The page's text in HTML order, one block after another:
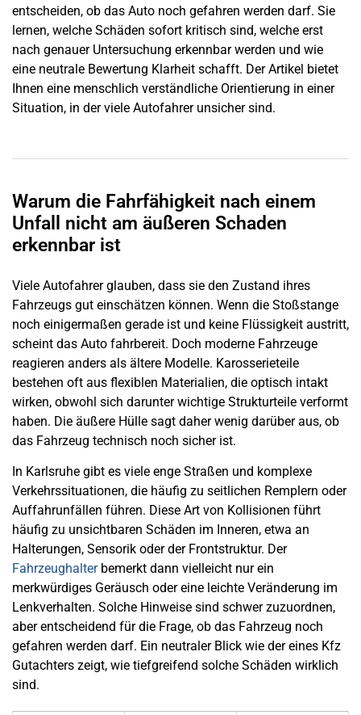
entscheiden, ob das Auto noch gefahren werden darf. Sie
lernen, welche Schäden sofort kritisch sind, welche erst
nach genauer Untersuchung erkennbar werden und wie
eine neutrale Bewertung Klarheit schafft. Der Artikel bietet
Ihnen eine menschlich verständliche Orientierung in einer
Situation, in der viele Autofahrer unsicher sind.
Warum die Fahrfähigkeit nach einem
Unfall nicht am äußeren Schaden
erkennbar ist
Viele Autofahrer glauben, dass sie den Zustand ihres
Fahrzeugs gut einschätzen können. Wenn die Stoßstange
noch einigermaßen gerade ist und keine Flüssigkeit austritt,
scheint das Auto fahrbereit. Doch moderne Fahrzeuge
reagieren anders als ältere Modelle. Karosserieteile
bestehen oft aus flexiblen Materialien, die optisch intakt
wirken, obwohl sich darunter wichtige Strukturteile verformt
haben. Die äußere Hülle sagt daher wenig darüber aus, ob
das Fahrzeug technisch noch sicher ist.
In Karlsruhe gibt es viele enge Straßen und komplexe
Verkehrssituationen, die häufig zu seitlichen Remplern oder
Auffahrunfällen führen. Diese Art von Kollisionen führt
häufig zu unsichtbaren Schäden im Inneren, etwa an
Halterungen, Sensorik oder der Frontstruktur. Der
Fahrzeughalterbemerkt dann vielleicht nur ein
merkwürdiges Geräusch oder eine leichte Veränderung im
Lenkverhalten. Solche Hinweise sind schwer zuzuordnen,
aber entscheidend für die Frage, ob das Fahrzeug noch
gefahren werden darf. Ein neutraler Blick wie der eines Kfz
Gutachters zeigt, wie tiefgreifend solche Schäden wirklich
sind.